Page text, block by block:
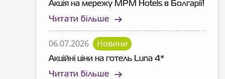
Акція на мережу MPM Hotels в Болгарії!
Читати більше
06.07.2026 Новини
Акційні ціни на готель Luna 4*
Читати більше